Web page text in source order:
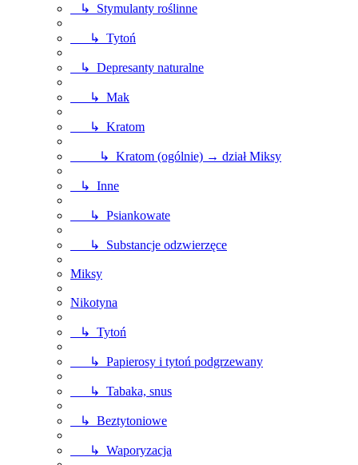
↳ Stymulanty roślinne
↳ Tytoń
↳ Depresanty naturalne
↳ Mak
↳ Kratom
↳ Kratom (ogólnie) → dział Miksy
↳ Inne
↳ Psiankowate
↳ Substancje odzwierzęce
Miksy
Nikotyna
↳ Tytoń
↳ Papierosy i tytoń podgrzewany
↳ Tabaka, snus
↳ Beztytoniowe
↳ Waporyzacja